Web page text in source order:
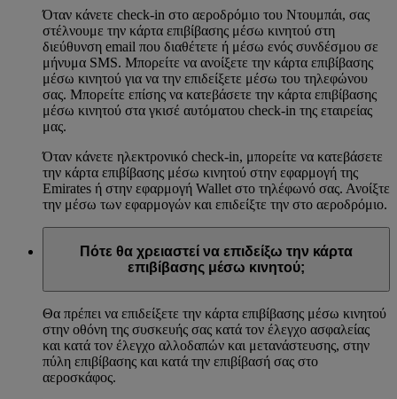
Όταν κάνετε check-in στο αεροδρόμιο του Ντουμπάι, σας
στέλνουμε την κάρτα επιβίβασης μέσω κινητού στη
διεύθυνση email που διαθέτετε ή μέσω ενός συνδέσμου σε
μήνυμα SMS. Μπορείτε να ανοίξετε την κάρτα επιβίβασης
μέσω κινητού για να την επιδείξετε μέσω του τηλεφώνου
σας. Μπορείτε επίσης να κατεβάσετε την κάρτα επιβίβασης
μέσω κινητού στα γκισέ αυτόματου check-in της εταιρείας
μας.
Όταν κάνετε ηλεκτρονικό check-in, μπορείτε να κατεβάσετε
την κάρτα επιβίβασης μέσω κινητού στην εφαρμογή της
Emirates ή στην εφαρμογή Wallet στο τηλέφωνό σας. Ανοίξτε
την μέσω των εφαρμογών και επιδείξτε την στο αεροδρόμιο.
Πότε θα χρειαστεί να επιδείξω την κάρτα
επιβίβασης μέσω κινητού;
Θα πρέπει να επιδείξετε την κάρτα επιβίβασης μέσω κινητού
στην οθόνη της συσκευής σας κατά τον έλεγχο ασφαλείας
και κατά τον έλεγχο αλλοδαπών και μετανάστευσης, στην
πύλη επιβίβασης και κατά την επιβίβασή σας στο
αεροσκάφος.